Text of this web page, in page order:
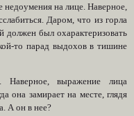
недоумения на лице. Наверное,
Даром, что из горла
должен был охарактеризовать
то парад выдохов в тишине
Наверное, выражение лица
она замирает на месте, глядя
А он в нее?